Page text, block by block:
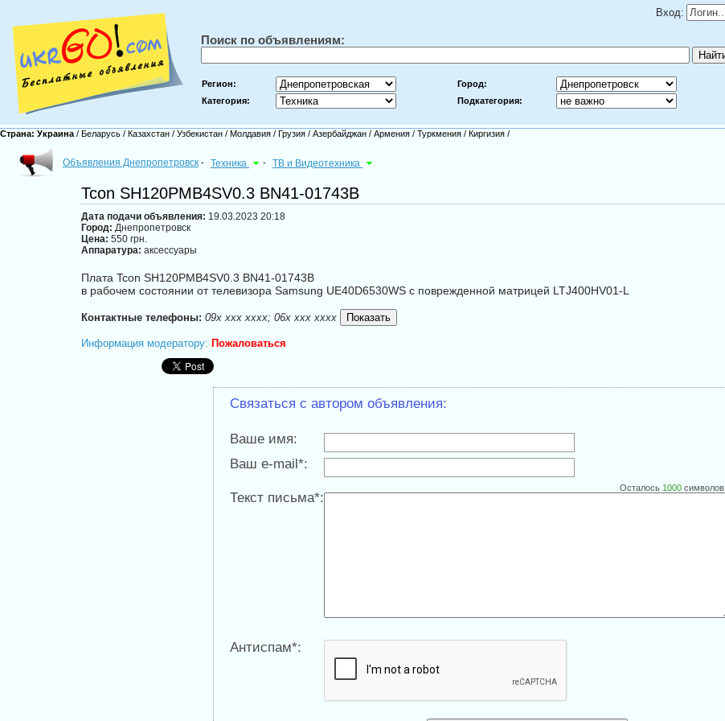
Вход:
Поиск по объявлениям:
Регион: Город:
Категория:
Подкатегория:
Страна: Украина / Беларусь / Казахстан / Узбекистан / Молдавия / Грузия / Азербайджан / Армения / Туркмения / Киргизия /
Объявления Днепропетровск - Техника - ТВ и Видеотехника
Tcon SH120PMB4SV0.3 BN41-01743B
Дата подачи объявления: 19.03.2023 20:18
Город: Днепропетровск
Цена: 550 грн.
Аппаратура: аксессуары
Плата Tcon SH120PMB4SV0.3 BN41-01743B
в рабочем состоянии от телевизора Samsung UE40D6530WS с поврежденной матрицей LTJ400HV01-L
Контактные телефоны: 09x xxx xxxx; 06x xxx xxxx
Информация модератору: Пожаловаться
Связаться с автором объявления:
Ваше имя:
Ваш e-mail*:
Текст письма*:
Осталось 1000 символов
Антиспам*: